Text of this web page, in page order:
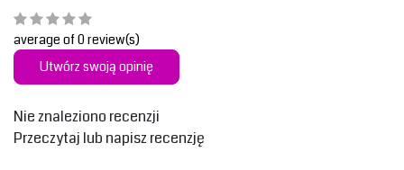
average of 0 review(s)
Utwórz swoją opinię
Nie znaleziono recenzji
Przeczytaj lub napisz recenzję